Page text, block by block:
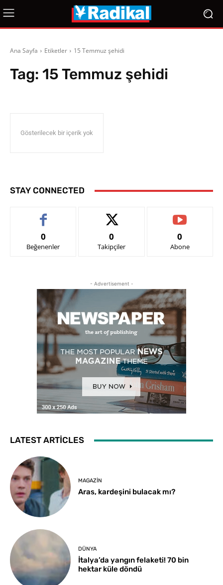
Ana Sayfa Etiketler 15 Temmuz şehidi
Tag: 15 Temmuz şehidi
Gösterilecek bir içerik yok
STAY CONNECTED
0
Beğenenler
0
Takipçiler
0
Abone
- Advertisement -
LATEST ARTICLES
MAGAZIN
Aras, kardeşini bulacak mı?
DÜNYA
İtalya’da yangın felaketi! 70 bin
hektar küle döndü